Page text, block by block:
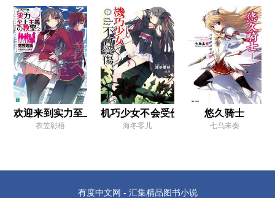
休息 『雷姆』
第五章 『ALL IN』
终章 『未来的事』
休息 『月下的密谈』
后记
第四卷
欢迎来到实力至上主义的教室
衣笠彰梧
机巧少女不会受伤
海冬零儿
悠久骑士
七乌未奏
有度中文网 - 汇集精品图书小说